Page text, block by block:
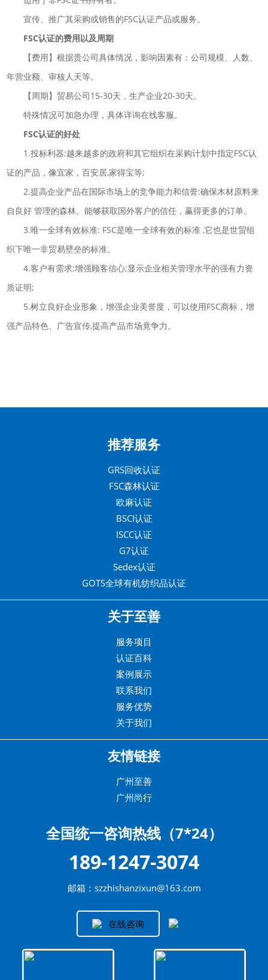
宣传、推广其采购或销售的FSC认证产品或服务。
FSC认证的费用以及周期
【费用】根据贵公司具体情况，影响因素有：公司规模、人数、
年营业额、审核人天等。
【周期】贸易公司15-30天，生产企业20-30天。
特殊情况可加急办理，具体详询在线客服。
FSC认证的好处
1.投标利器:越来越多的政府和其它组织在采购计划中指定FSC认
证的产品，像宜家，百安居,家得宝等;
2.提高企业产品在国际市场上的竞争能力和信誉:确保木材原料来
自良好 管理的森林。能够获取国外客户的信任，赢得更多的订单。
3.唯一全球有效标准: FSC是唯一全球有效的标准 ,它也是世贸组
织下唯一非贸易壁垒的标准。
4.客户有需求;增强顾客信心;显示企业相关管理水平的强有力资
质证明;
5.树立良好企业形象，增强企业美誉度，可以使用FSC商标，增
强产品特色、广告宣传,提高产品市场竟争力。
推荐服务
GRS回收认证
FSC森林认证
欧麻认证
BSCI认证
ISCC认证
G7认证
Sedex认证
GOTS全球有机纺织品认证
关于至善
服务项目
认证百科
案例展示
联系我们
服务优势
关于我们
友情链接
广州至善
广州尚行
全国统一咨询热线（7*24）
189-1247-3074
邮箱：szzhishanzixun@163.com
在线咨询